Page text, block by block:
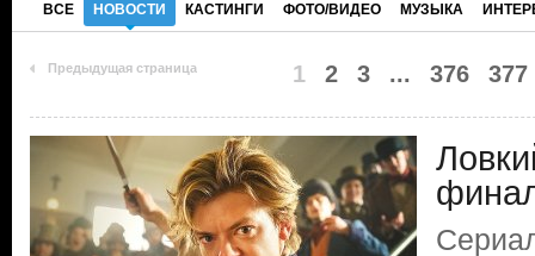
ВСЕ НОВОСТИ КАСТИНГИ ФОТО/ВИДЕО МУЗЫКА
Предыдущая страница 1 2 3 ... 376 377